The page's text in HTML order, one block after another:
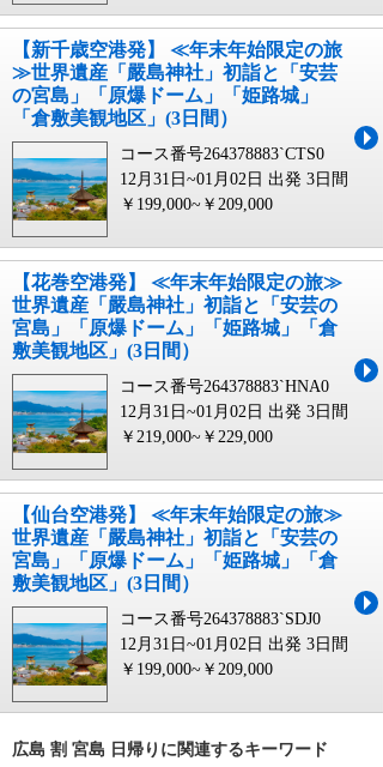
【新千歳空港発】 ≪年末年始限定の旅
≫世界遺産「嚴島神社」初詣と「安芸
の宮島」「原爆ドーム」「姫路城」
「倉敷美観地区」(3日間）
コース番号264378883`CTS0
12月31日~01月02日 出発 3日間
￥199,000~￥209,000
【花巻空港発】 ≪年末年始限定の旅≫
世界遺産「嚴島神社」初詣と「安芸の
宮島」「原爆ドーム」「姫路城」「倉
敷美観地区」(3日間）
コース番号264378883`HNA0
12月31日~01月02日 出発 3日間
￥219,000~￥229,000
【仙台空港発】 ≪年末年始限定の旅≫
世界遺産「嚴島神社」初詣と「安芸の
宮島」「原爆ドーム」「姫路城」「倉
敷美観地区」(3日間）
コース番号264378883`SDJ0
12月31日~01月02日 出発 3日間
￥199,000~￥209,000
広島 割 宮島 日帰りに関連するキーワード